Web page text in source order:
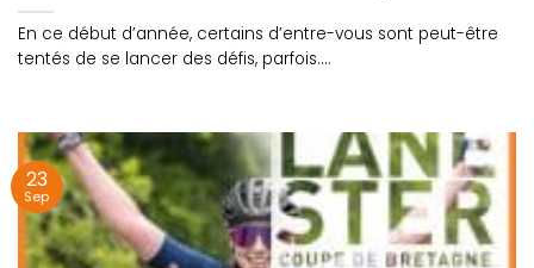
En ce début d’année, certains d’entre-vous sont peut-être
tentés de se lancer des défis, parfois....
23
Sep